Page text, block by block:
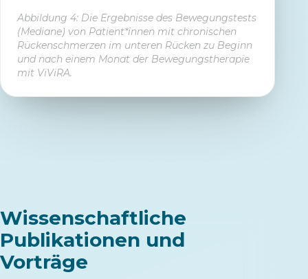
Abbildung 4: Die Ergebnisse des Bewegungstests
(Mediane) von Patient*innen mit chronischen
Rückenschmerzen im unteren Rücken zu Beginn
und nach einem Monat der Bewegungstherapie
mit ViViRA.
Wissenschaftliche
Publikationen und
Vorträge